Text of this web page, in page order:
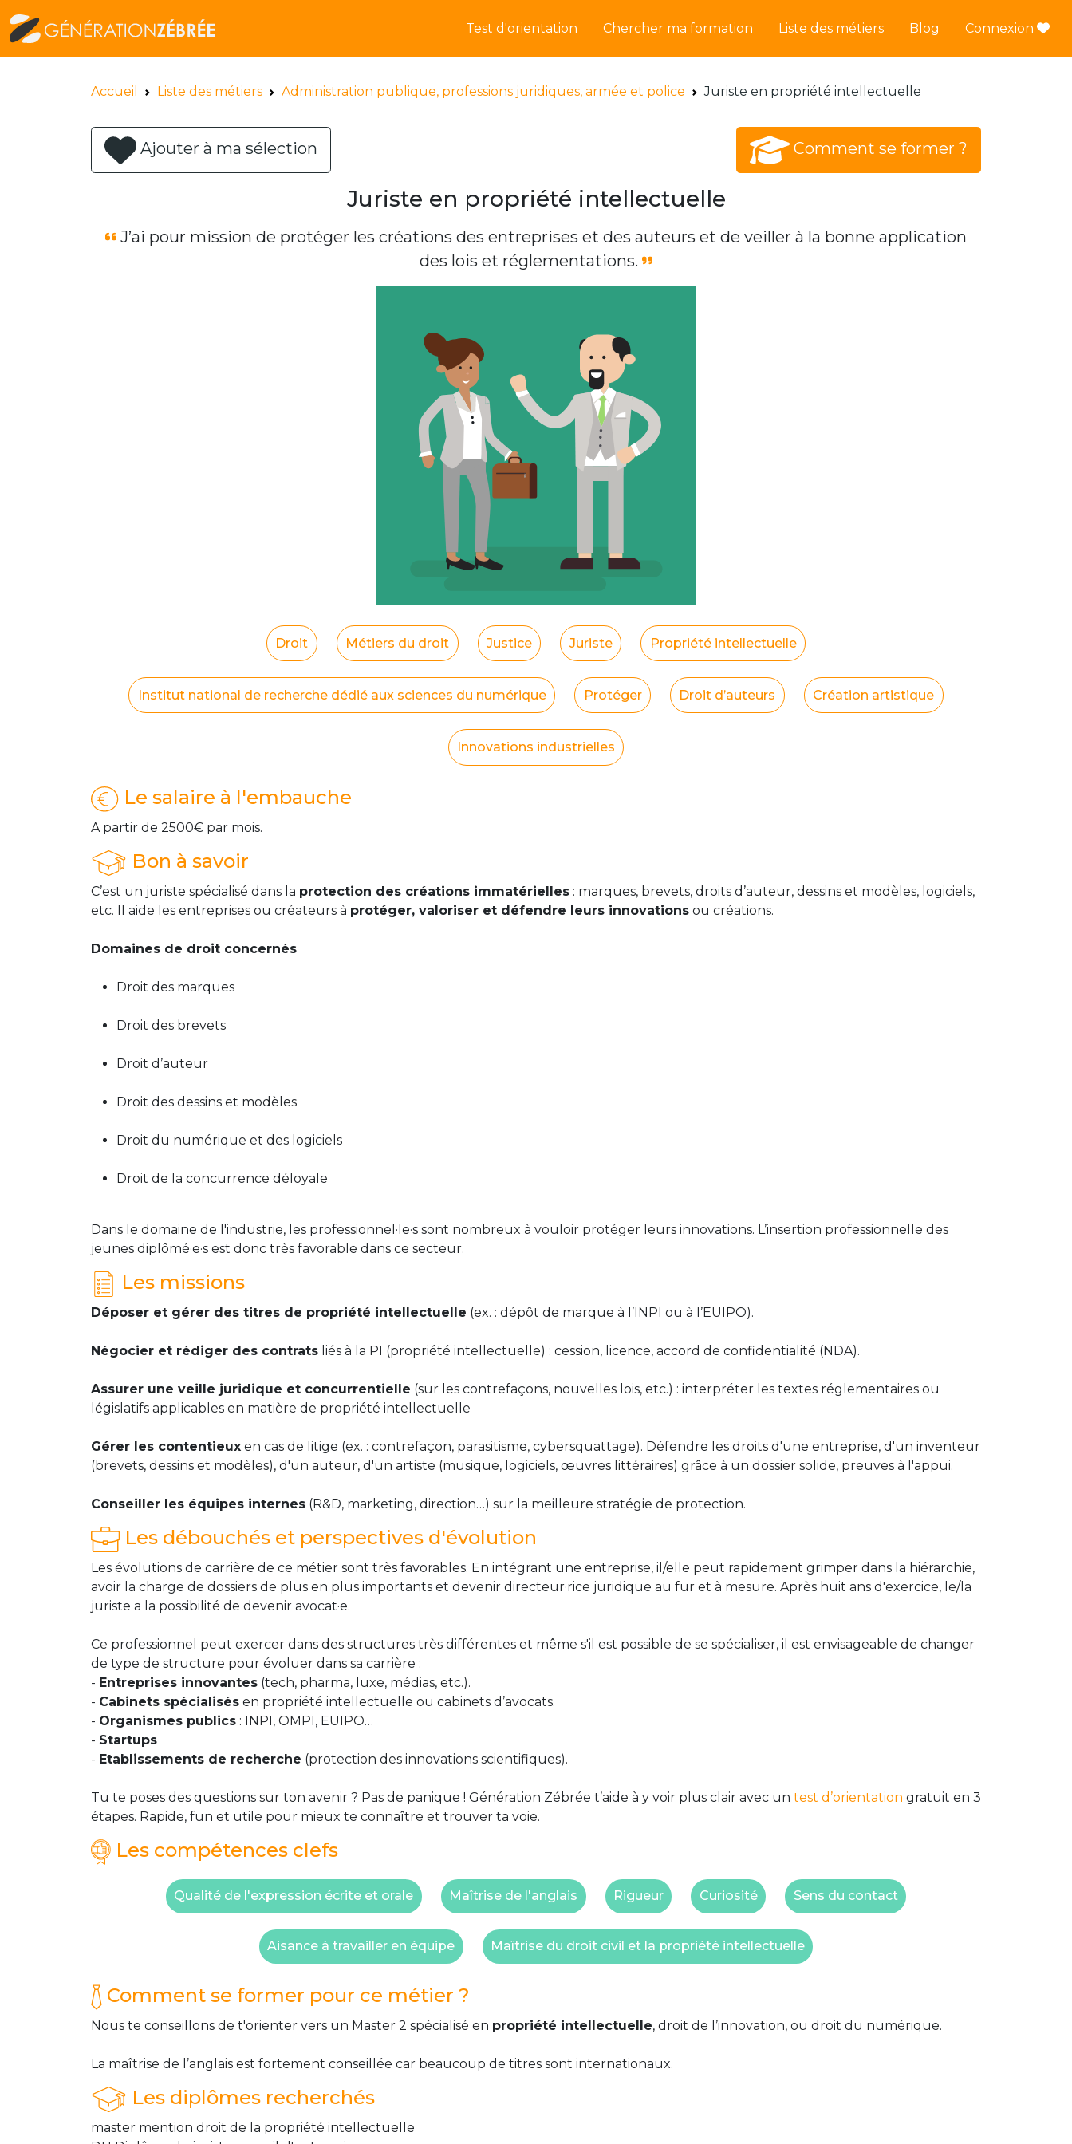
Test d'orientation Chercher ma formation Liste des métiers Blog Connexion
Accueil Liste des métiers Administration publique, professions juridiques, armée et police Juriste en propriété intellectuelle
Ajouter à ma sélection Comment se former ?
Juriste en propriété intellectuelle
J’ai pour mission de protéger les créations des entreprises et des auteurs et de veiller à la bonne application
des lois et réglementations.
Droit Métiers du droit Justice Juriste Propriété intellectuelle
Institut national de recherche dédié aux sciences du numérique Protéger Droit d’auteurs Création artistique
Innovations industrielles
Le salaire à l'embauche
A partir de 2500€ par mois.
Bon à savoir
C’est un juriste spécialisé dans la protection des créations immatérielles : marques, brevets, droits d’auteur, dessins et modèles, logiciels,
etc. Il aide les entreprises ou créateurs à protéger, valoriser et défendre leurs innovations ou créations.
Domaines de droit concernés
Droit des marques
Droit des brevets
Droit d’auteur
Droit des dessins et modèles
Droit du numérique et des logiciels
Droit de la concurrence déloyale
Dans le domaine de l'industrie, les professionnel·le·s sont nombreux à vouloir protéger leurs innovations. L’insertion professionnelle des
jeunes diplômé·e·s est donc très favorable dans ce secteur.
Les missions
Déposer et gérer des titres de propriété intellectuelle (ex. : dépôt de marque à l’INPI ou à l’EUIPO).
Négocier et rédiger des contrats liés à la PI (propriété intellectuelle) : cession, licence, accord de confidentialité (NDA).
Assurer une veille juridique et concurrentielle (sur les contrefaçons, nouvelles lois, etc.) : interpréter les textes réglementaires ou
législatifs applicables en matière de propriété intellectuelle
Gérer les contentieux en cas de litige (ex. : contrefaçon, parasitisme, cybersquattage). Défendre les droits d'une entreprise, d'un inventeur
(brevets, dessins et modèles), d'un auteur, d'un artiste (musique, logiciels, œuvres littéraires) grâce à un dossier solide, preuves à l'appui.
Conseiller les équipes internes (R&D, marketing, direction…) sur la meilleure stratégie de protection.
Les débouchés et perspectives d'évolution
Les évolutions de carrière de ce métier sont très favorables. En intégrant une entreprise, il/elle peut rapidement grimper dans la hiérarchie,
avoir la charge de dossiers de plus en plus importants et devenir directeur·rice juridique au fur et à mesure. Après huit ans d'exercice, le/la
juriste a la possibilité de devenir avocat·e.
Ce professionnel peut exercer dans des structures très différentes et même s'il est possible de se spécialiser, il est envisageable de changer
de type de structure pour évoluer dans sa carrière :
- Entreprises innovantes (tech, pharma, luxe, médias, etc.).
- Cabinets spécialisés en propriété intellectuelle ou cabinets d’avocats.
- Organismes publics : INPI, OMPI, EUIPO…
- Startups
- Etablissements de recherche (protection des innovations scientifiques).
Tu te poses des questions sur ton avenir ? Pas de panique ! Génération Zébrée t’aide à y voir plus clair avec un test d’orientation gratuit en 3
étapes. Rapide, fun et utile pour mieux te connaître et trouver ta voie.
Les compétences clefs
Qualité de l'expression écrite et orale Maîtrise de l'anglais Rigueur Curiosité Sens du contact
Aisance à travailler en équipe Maîtrise du droit civil et la propriété intellectuelle
Comment se former pour ce métier ?
Nous te conseillons de t'orienter vers un Master 2 spécialisé en propriété intellectuelle, droit de l’innovation, ou droit du numérique.
La maîtrise de l’anglais est fortement conseillée car beaucoup de titres sont internationaux.
Les diplômes recherchés
master mention droit de la propriété intellectuelle